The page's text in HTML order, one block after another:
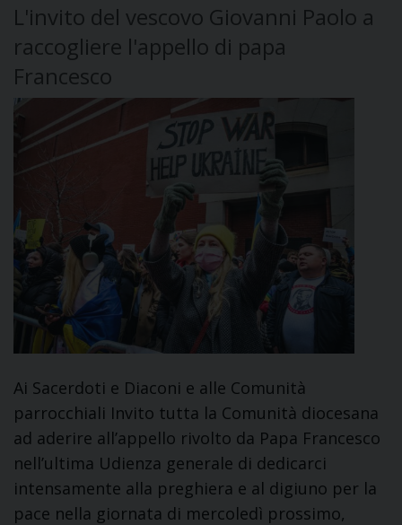
L'invito del vescovo Giovanni Paolo a
raccogliere l'appello di papa
Francesco
Ai Sacerdoti e Diaconi e alle Comunità
parrocchiali Invito tutta la Comunità diocesana
ad aderire all’appello rivolto da Papa Francesco
nell’ultima Udienza generale di dedicarci
intensamente alla preghiera e al digiuno per la
pace nella giornata di mercoledì prossimo,